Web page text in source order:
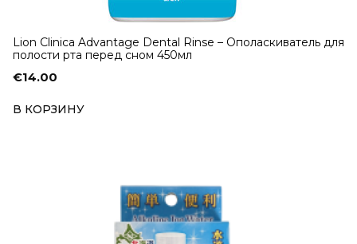
Lion Clinica Advantage Dental Rinse – Ополаскиватель для
полости рта перед сном 450мл
€14.00
В КОРЗИНУ